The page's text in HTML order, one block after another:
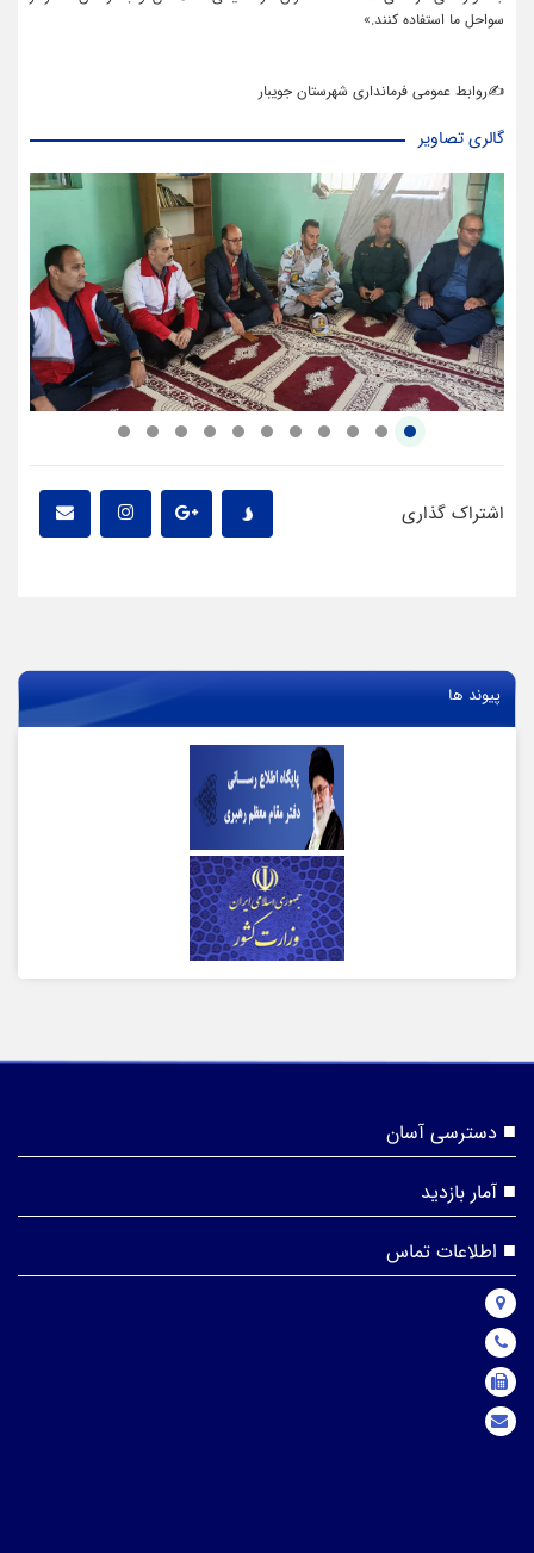
سواحل ما استفاده کنند.»
✍روابط عمومی فرمانداری شهرستان جویبار
گالری تصاویر
اشتراک گذاری
پیوند ها
دسترسی آسان
آمار بازدید
اطلاعات تماس